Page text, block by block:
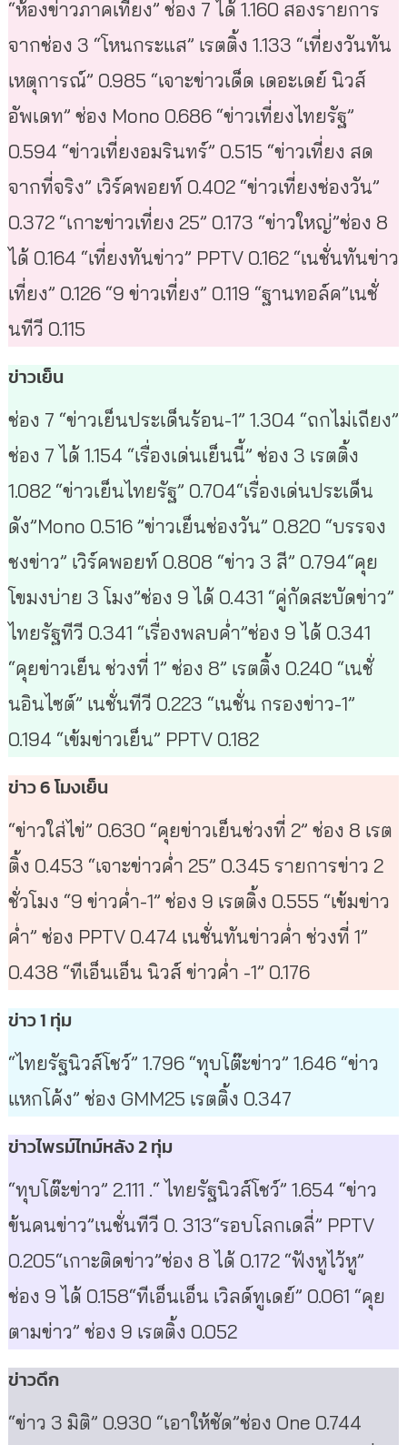
“ห้องข่าวภาคเที่ยง” ช่อง 7 ได้ 1.160 สองรายการ
จากช่อง 3 “โหนกระแส” เรตติ้ง 1.133 “เที่ยงวันทัน
เหตุการณ์” 0.985 “เจาะข่าวเด็ด เดอะเดย์ นิวส์
อัพเดท” ช่อง Mono 0.686 “ข่าวเที่ยงไทยรัฐ”
0.594 “ข่าวเที่ยงอมรินทร์” 0.515 “ข่าวเที่ยง สด
จากที่จริง” เวิร์คพอยท์ 0.402 “ข่าวเที่ยงช่องวัน”
0.372 “เกาะข่าวเที่ยง 25” 0.173 “ข่าวใหญ่”ช่อง 8
ได้ 0.164 “เที่ยงทันข่าว” PPTV 0.162 “เนชั่นทันข่าว
เที่ยง” 0.126 “9 ข่าวเที่ยง” 0.119 “ฐานทอล์ค”เนชั่
นทีวี 0.115
ข่าวเย็น
ช่อง 7 “ข่าวเย็นประเด็นร้อน-1” 1.304 “ถกไม่เถียง”
ช่อง 7 ได้ 1.154 “เรื่องเด่นเย็นนี้” ช่อง 3 เรตติ้ง
1.082 “ข่าวเย็นไทยรัฐ” 0.704“เรื่องเด่นประเด็น
ดัง”Mono 0.516 ”ข่าวเย็นช่องวัน” 0.820 “บรรจง
ชงข่าว” เวิร์คพอยท์ 0.808 “ข่าว 3 สี” 0.794“คุย
โขมงบ่าย 3 โมง”ช่อง 9 ได้ 0.431 “คู่กัดสะบัดข่าว”
ไทยรัฐทีวี 0.341 “เรื่องพลบค่ำ”ช่อง 9 ได้ 0.341
“คุยข่าวเย็น ช่วงที่ 1” ช่อง 8” เรตติ้ง 0.240 “เนชั่
นอินไซต์” เนชั่นทีวี 0.223 “เนชั่น กรองข่าว-1”
0.194 “เข้มข่าวเย็น” PPTV 0.182
ข่าว 6 โมงเย็น
“ข่าวใส่ไข่” 0.630 “คุยข่าวเย็นช่วงที่ 2” ช่อง 8 เรต
ติ้ง 0.453 “เจาะข่าวค่ำ 25” 0.345 รายการข่าว 2
ชั่วโมง “9 ข่าวค่ำ-1” ช่อง 9 เรตติ้ง 0.555 “เข้มข่าว
ค่ำ” ช่อง PPTV 0.474 เนชั่นทันข่าวค่ำ ช่วงที่ 1”
0.438 “ทีเอ็นเอ็น นิวส์ ข่าวค่ำ -1” 0.176
ข่าว 1 ทุ่ม
“ไทยรัฐนิวส์โชว์” 1.796 “ทุบโต๊ะข่าว” 1.646 “ข่าว
แหกโค้ง” ช่อง GMM25 เรตติ้ง 0.347
ข่าวไพรม์ไทม์หลัง 2 ทุ่ม
“ทุบโต๊ะข่าว” 2.111 .“ ไทยรัฐนิวส์โชว์” 1.654 “ข่าว
ข้นคนข่าว”เนชั่นทีวี 0. 313“รอบโลกเดลี่” PPTV
0.205“เกาะติดข่าว”ช่อง 8 ได้ 0.172 “ฟังหูไว้หู”
ช่อง 9 ได้ 0.158“ทีเอ็นเอ็น เวิลด์ทูเดย์” 0.061 “คุย
ตามข่าว” ช่อง 9 เรตติ้ง 0.052
ข่าวดึก
“ข่าว 3 มิติ” 0.930 “เอาให้ชัด”ช่อง One 0.744